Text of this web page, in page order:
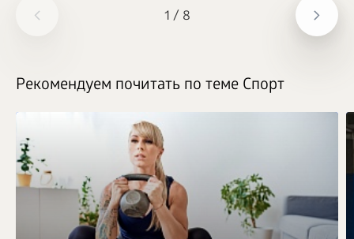
1 / 8
Рекомендуем почитать по теме Спорт